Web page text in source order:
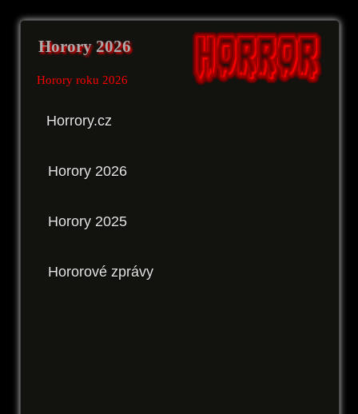
Horory 2026
Horory roku 2026
Horrory.cz
Horory 2026
Horory 2025
Hororové zprávy